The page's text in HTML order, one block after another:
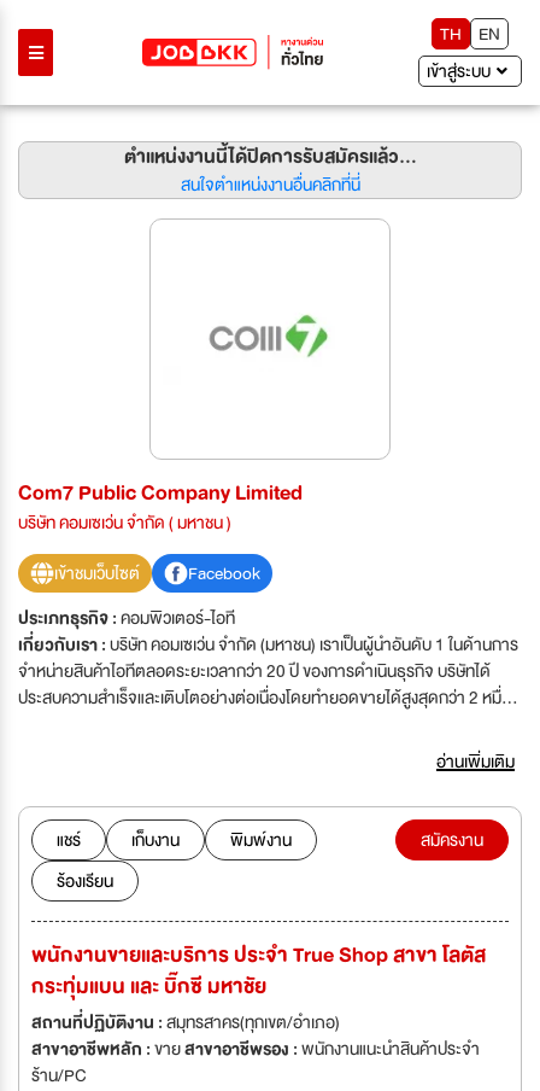
TH
EN
เข้าสู่ระบบ
ตำแหน่งงานนี้ได้ปิดการรับสมัครแล้ว...
สนใจตำแหน่งงานอื่นคลิกที่นี่
Com7 Public Company Limited
บริษัท คอมเซเว่น จำกัด ( มหาชน )
เข้าชมเว็บไซต์
Facebook
ประเภทธุรกิจ :คอมพิวเตอร์-ไอที
เกี่ยวกับเรา :บริษัท คอมเซเว่น จำกัด (มหาชน) เราเป็นผู้นำอันดับ 1 ในด้านการ
จำหน่ายสินค้าไอทีตลอดระยะเวลากว่า 20 ปี ของการดำเนินธุรกิจ บริษัทได้
ประสบความสำเร็จและเติบโตอย่างต่อเนื่องโดยทำยอดขายได้สูงสุดกว่า 2 หมื่น
BKK,Kingkong Phone นอกจากนี้เรายังเป็นตัวแทนจำหน่ายสินค้าระดับพรีเมี่
ยมแบรนด์ Apple ภายใต้ชื่อร้าน Studio7 และ Store ที่มีสาขามากที่สุดใน
ประเทศไทย ขอเชิญทุกท่านมาเป็นส่วนหนึ่งกับประสบการณ์ดีที่สุดของเรา อีกทั้ง
ยังได้ใกล้ชิดกับนวัตกรรมชั้นเยี่ยมอยู่เสมอ มาร่วมคว้าโอกาสดีๆ ร่วมพัฒนาและ
เติบโตไปพร้อมกับเรา "ครอบครัวคอมเซเว่น" #WeAreCOM7 Com7 Public
Company Limited, We are a leader in the retail business of IT
products. We do business by delivering a great customer experience
through the distribution of IT products computers, mobile phones,
tablets, IT products, and accessories to our customers.
อ่านเพิ่มเติม
แชร์ เก็บงาน
พิมพ์งาน
ร้องเรียน
สมัครงาน
พนักงานขายและบริการ ประจำ True Shop สาขา โลตัส
กระทุ่มแบน และ บิ๊กซี มหาชัย
สถานที่ปฏิบัติงาน :สมุทรสาคร(ทุกเขต/อำเภอ)
สาขาอาชีพหลัก :ขายสาขาอาชีพรอง :พนักงานแนะนำสินค้าประจำ
ร้าน/PC